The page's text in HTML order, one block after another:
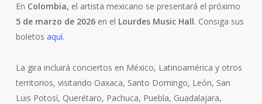
En Colombia, el artista mexicano se presentará el próximo
5 de marzo de 2026en el Lourdes Music Hall. Consiga sus
boletos aquí.
La gira incluirá conciertos en México, Latinoamérica y otros
territorios, visitando Oaxaca, Santo Domingo, León, San
Luis Potosí, Querétaro, Pachuca, Puebla, Guadalajara,